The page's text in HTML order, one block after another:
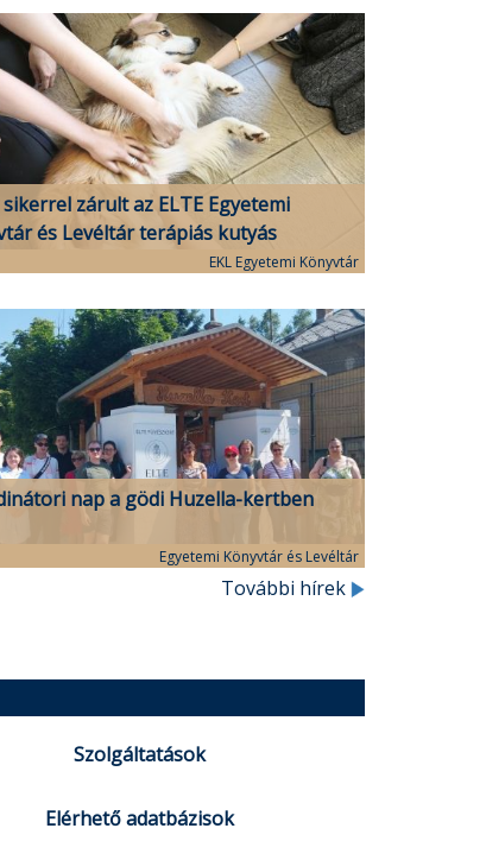
zárult az ELTE Egyetemi
és Levéltár terápiás kutyás
EKL Egyetemi Könyvtár
nap a gödi Huzella-kertben
Egyetemi Könyvtár és Levéltár
További hírek
Szolgáltatások
Elérhető adatbázisok